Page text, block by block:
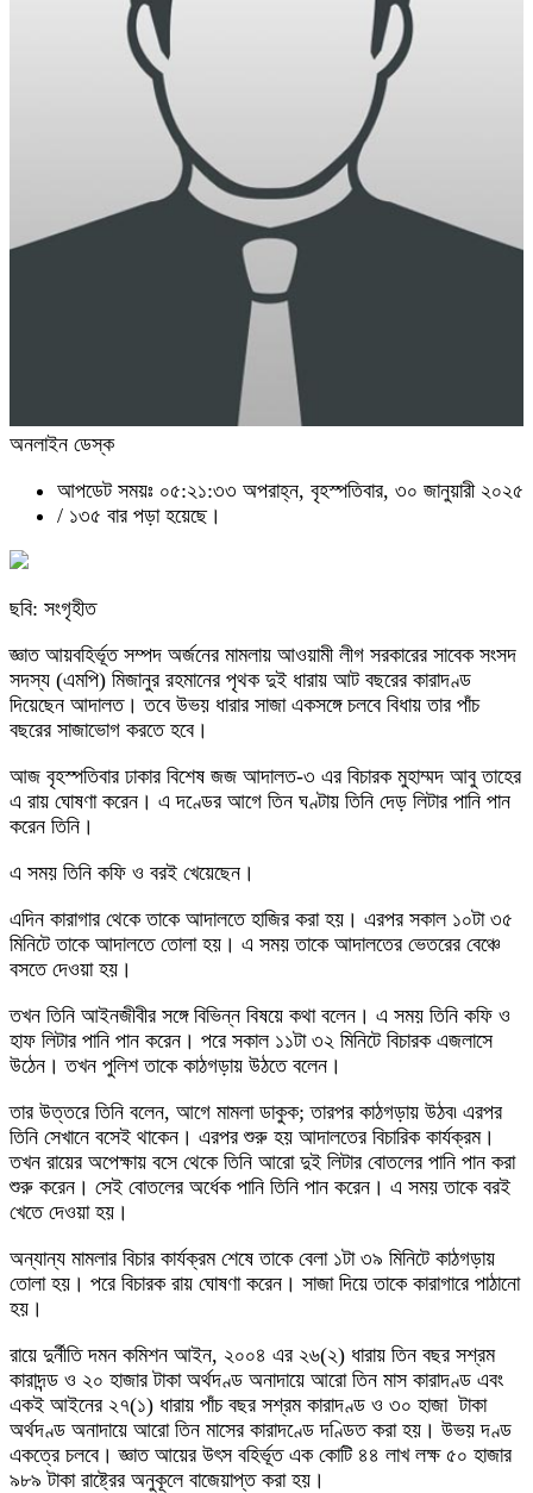
অনলাইন ডেস্ক
আপডেট সময়ঃ ০৫:২১:৩৩ অপরাহ্ন, বৃহস্পতিবার, ৩০ জানুয়ারী ২০২৫
/ ১৩৫ বার পড়া হয়েছে।
ছবি: সংগৃহীত
জ্ঞাত আয়বহির্ভূত সম্পদ অর্জনের মামলায় আওয়ামী লীগ সরকারের সাবেক সংসদ
সদস্য (এমপি) মিজানুর রহমানের পৃথক দুই ধারায় আট বছরের কারাদণ্ড
দিয়েছেন আদালত। তবে উভয় ধারার সাজা একসঙ্গে চলবে বিধায় তার পাঁচ
বছরের সাজাভোগ করতে হবে।
আজ বৃহস্পতিবার ঢাকার বিশেষ জজ আদালত-৩ এর বিচারক মুহাম্মদ আবু তাহের
এ রায় ঘোষণা করেন। এ দণ্ডের আগে তিন ঘণ্টায় তিনি দেড় লিটার পানি পান
করেন তিনি।
এ সময় তিনি কফি ও বরই খেয়েছেন।
এদিন কারাগার থেকে তাকে আদালতে হাজির করা হয়। এরপর সকাল ১০টা ৩৫
মিনিটে তাকে আদালতে তোলা হয়। এ সময় তাকে আদালতের ভেতরের বেঞ্চে
বসতে দেওয়া হয়।
তখন তিনি আইনজীবীর সঙ্গে বিভিন্ন বিষয়ে কথা বলেন। এ সময় তিনি কফি ও
হাফ লিটার পানি পান করেন। পরে সকাল ১১টা ৩২ মিনিটে বিচারক এজলাসে
উঠেন। তখন পুলিশ তাকে কাঠগড়ায় উঠতে বলেন।
তার উত্তরে তিনি বলেন, আগে মামলা ডাকুক; তারপর কাঠগড়ায় উঠব৷ এরপর
তিনি সেখানে বসেই থাকেন। এরপর শুরু হয় আদালতের বিচারিক কার্যক্রম।
তখন রায়ের অপেক্ষায় বসে থেকে তিনি আরো দুই লিটার বোতলের পানি পান করা
শুরু করেন। সেই বোতলের অর্ধেক পানি তিনি পান করেন। এ সময় তাকে বরই
খেতে দেওয়া হয়।
অন্যান্য মামলার বিচার কার্যক্রম শেষে তাকে বেলা ১টা ৩৯ মিনিটে কাঠগড়ায়
তোলা হয়। পরে বিচারক রায় ঘোষণা করেন। সাজা দিয়ে তাকে কারাগারে পাঠানো
হয়।
রায়ে দুর্নীতি দমন কমিশন আইন, ২০০৪ এর ২৬(২) ধারায় তিন বছর সশ্রম
কারাদন্ড ও ২০ হাজার টাকা অর্থদণ্ড অনাদায়ে আরো তিন মাস কারাদণ্ড এবং
একই আইনের ২৭(১) ধারায় পাঁচ বছর সশ্রম কারাদণ্ড ও ৩০ হাজা টাকা
অর্থদণ্ড অনাদায়ে আরো তিন মাসের কারাদণ্ডে দণ্ডিত করা হয়। উভয় দণ্ড
একত্রে চলবে। জ্ঞাত আয়ের উৎস বহির্ভূত এক কোটি ৪৪ লাখ লক্ষ ৫০ হাজার
৯৮৯ টাকা রাষ্ট্রের অনুকূলে বাজেয়াপ্ত করা হয়।